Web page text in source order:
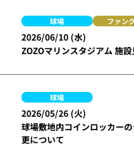
球場 ファン
2026/06/10 (水)
ZOZOマリンスタジアム 施
球場
2026/05/26 (火)
球場敷地内コインロッカー
更について